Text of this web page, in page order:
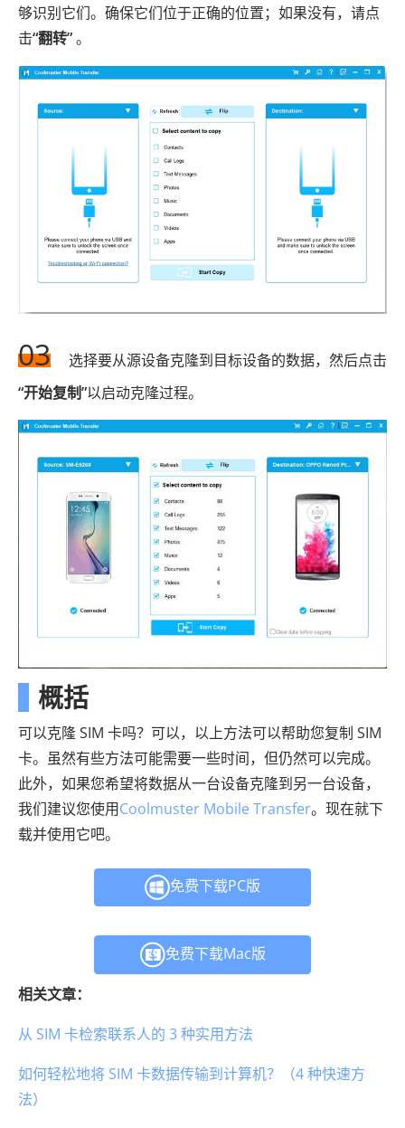
够识别它们。确保它们位于正确的位置；如果没有，请点
击“翻转”。
03
选择要从源设备克隆到目标设备的数据，然后点击
“开始复制”以启动克隆过程。
概括
可以克隆 SIM 卡吗？可以，以上方法可以帮助您复制 SIM
卡。虽然有些方法可能需要一些时间，但仍然可以完成。
此外，如果您希望将数据从一台设备克隆到另一台设备，
我们建议您使用Coolmuster Mobile Transfer。现在就下
载并使用它吧。
免费下载PC版
免费下载Mac版
相关文章：
从 SIM 卡检索联系人的 3 种实用方法
如何轻松地将 SIM 卡数据传输到计算机？（4 种快速方
法）